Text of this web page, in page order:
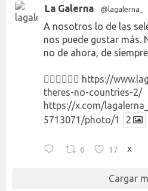
La Galerna @lagalerna_
A nosotros lo de las
nos puede gustar más.
no de ahora, de siempre
👉🏻👉🏻👉🏻 https://
theres-no-countries-2/
https://x.com/
5713071/photo/1
2
6 17 X
Cargar